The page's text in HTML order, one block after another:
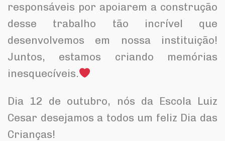
responsáveis por apoiarem a construção
desse trabalho tão incrível que
desenvolvemos em nossa instituição!
Juntos, estamos criando memórias
inesquecíveis.
Dia 12 de outubro, nós da Escola Luiz
Cesar desejamos a todos um feliz Dia das
Crianças!